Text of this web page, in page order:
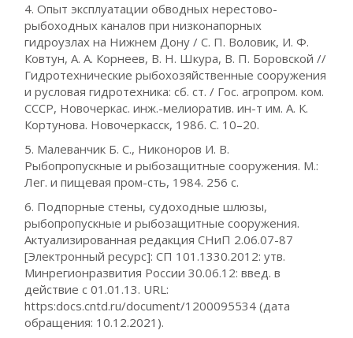
4. Опыт эксплуатации обводных нерестово-
рыбоходных каналов при низконапорных
гидроузлах на Нижнем Дону / С. П. Воловик, И. Ф.
Ковтун, А. А. Корнеев, В. Н. Шкура, В. П. Боровской //
Гидротехнические рыбохозяйственные сооружения
и русловая гидротехника: сб. ст. / Гос. агропром. ком.
СССР, Новочеркас. инж.-мелиоратив. ин-т им. А. К.
Кортунова. Новочеркасск, 1986. С. 10–20.
5. Малеванчик Б. С., Никоноров И. В.
Рыбопропускные и рыбозащитные сооружения. М.:
Лег. и пищевая пром-сть, 1984. 256 с.
6. Подпорные стены, судоходные шлюзы,
рыбопропускные и рыбозащитные сооружения.
Актуализированная редакция СНиП 2.06.07-87
[Электронный ресурс]: СП 101.1330.2012: утв.
Минрегионразвития России 30.06.12: введ. в
действие с 01.01.13. URL:
https:docs.cntd.ru/document/1200095534 (дата
обращения: 10.12.2021).